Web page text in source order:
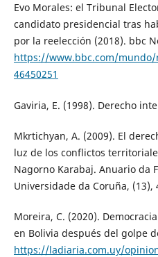
Evo Morales: el Tribunal
candidato presidencial tras
por la reelección (2018). bbc
https://www.bbc.com/
46450251
Gaviria, E. (1998). Derecho
Mkrtichyan, A. (2009). El
luz de los conflictos
Nagorno Karabaj. Anuario da
Universidade da Coruña, (13),
Moreira, C. (2020).
en Bolivia después del golpe
https://ladiaria.com.uy/